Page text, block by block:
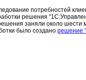
потребностей
решения
заняли около шести
было создано решение